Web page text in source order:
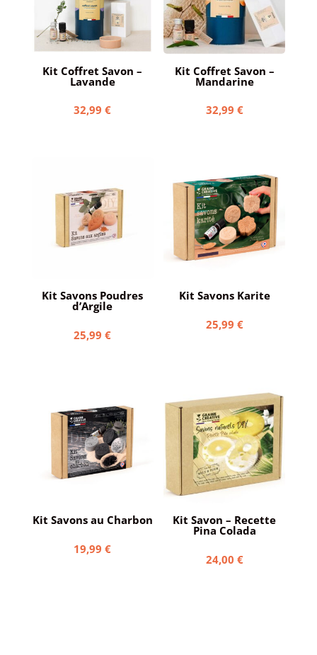
Kit Coffret Savon –
Lavande
32,99€
Kit Coffret Savon –
Mandarine
32,99 €
Kit Savons Poudres
d’Argile
25,99€
Kit Savons Karite
25,99 €
Kit Savons au Charbon
19,99€
Kit Savon – Recette
Pina Colada
24,00 €